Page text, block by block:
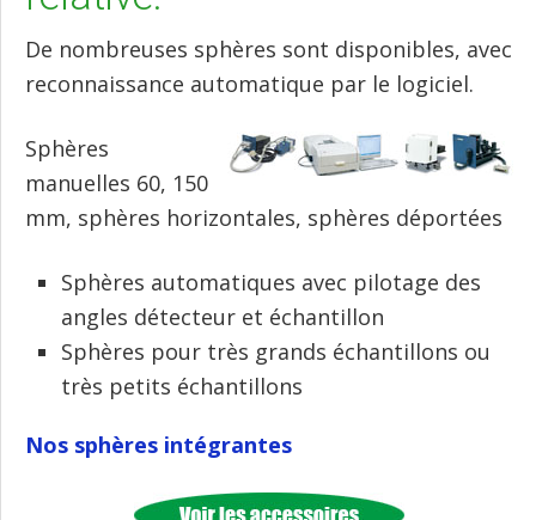
De nombreuses sphères sont disponibles, avec
reconnaissance automatique par le logiciel.
Sphères
manuelles 60, 150
mm, sphères horizontales, sphères déportées
Sphères automatiques avec pilotage des
angles détecteur et échantillon
Sphères pour très grands échantillons ou
très petits échantillons
Nos sphères intégrantes